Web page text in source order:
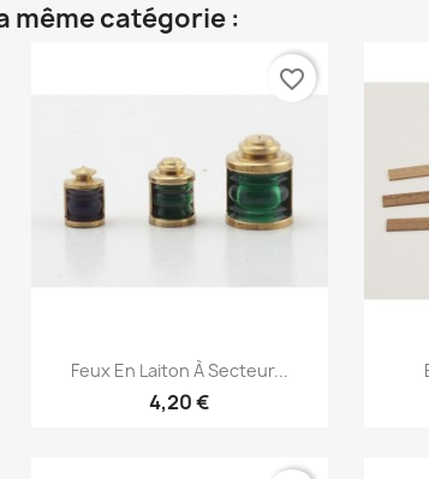
même catégorie :
Aperçu rapide
Feux En Laiton À Secteur...
4,20 €
favorite_border